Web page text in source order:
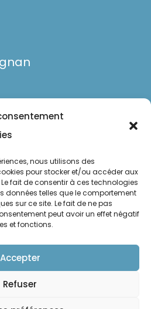
nous utilisons des
pour stocker et/ou accéder aux
fait de consentir à ces technologies
données telles que le comportement
sur ce site. Le fait de ne pas
peut avoir un effet négatif
et fonctions.
Accepter
Refuser
Suivre